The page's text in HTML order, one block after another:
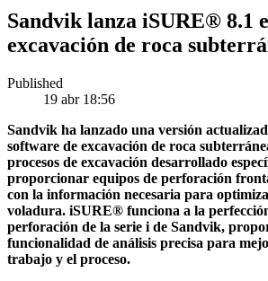
Sandvik lanza iSURE® 8.1
excavación de roca
Published
19 abr 18:56
Sandvik ha lanzado una versión
software de excavación de roca
procesos de excavación desarrollado
proporcionar equipos de perforación
con la información necesaria para
voladura. iSURE® funciona a la
perforación de la serie i de Sandvik,
funcionalidad de análisis precisa para
trabajo y el proceso.